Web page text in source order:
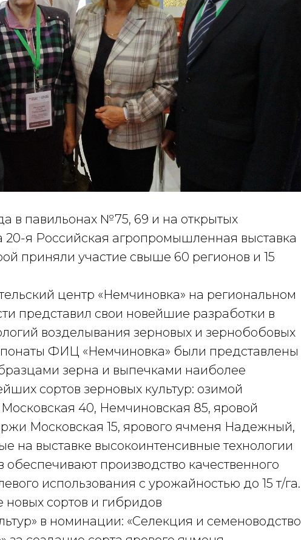
в павильонах №75, 69 и на открытых
я Российская агропромышленная выставка
приняли участие свыше 60 регионов и 15
центр «Немчиновка» на региональном
представил свои новейшие разработки в
возделывания зерновых и зернобобовых
ФИЦ «Немчиновка» были представлены
зерна и выпечками наиболее
сортов зерновых культур: озимой
40, Немчиновская 85, яровой
Московская 15, ярового ячменя Надежный,
на выставке высокоинтенсивные технологии
обеспечивают производство качественного
использования с урожайностью до 15 т/га.
новых сортов и гибридов
в номинации: «Селекция и семеноводство